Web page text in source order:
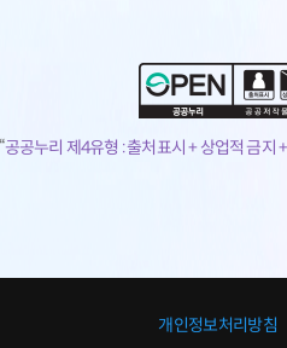
공공누리 제4유형 :출처표시 + 상업적 금지
개인정보처리방침